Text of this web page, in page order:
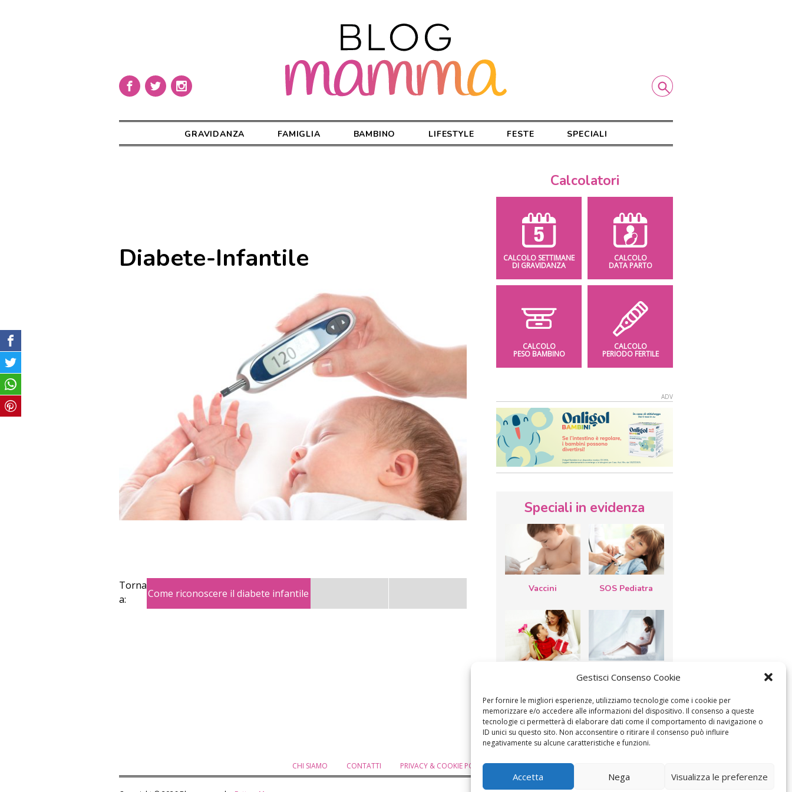
Gestisci Consenso Cookie
Per fornire le migliori esperienze, utilizziamo tecnologie come i cookie per
memorizzare e/o accedere alle informazioni del dispositivo. Il consenso a queste
tecnologie ci permetterà di elaborare dati come il comportamento di navigazione o
ID unici su questo sito. Non acconsentire o ritirare il consenso può influire
negativamente su alcune caratteristiche e funzioni.
Accetta Nega Visualizza le preferenze
GRAVIDANZA FAMIGLIA BAMBINO LIFESTYLE FESTE SPECIALI
Diabete-Infantile
Torna
a:
Come riconoscere il diabete infantile
Calcolatori
CALCOLO SETTIMANE
DI GRAVIDANZA
CALCOLO
DATA PARTO
CALCOLO
PESO BAMBINO
CALCOLO
PERIODO FERTILE
Speciali in evidenza
Vaccini SOS Pediatra
mamma: lavoretti,
filastrocche
Le settimane di
gravidanza
CHI SIAMO CONTATTI PRIVACY & COOKIE POLICY MODIFICA IL CONSENSO